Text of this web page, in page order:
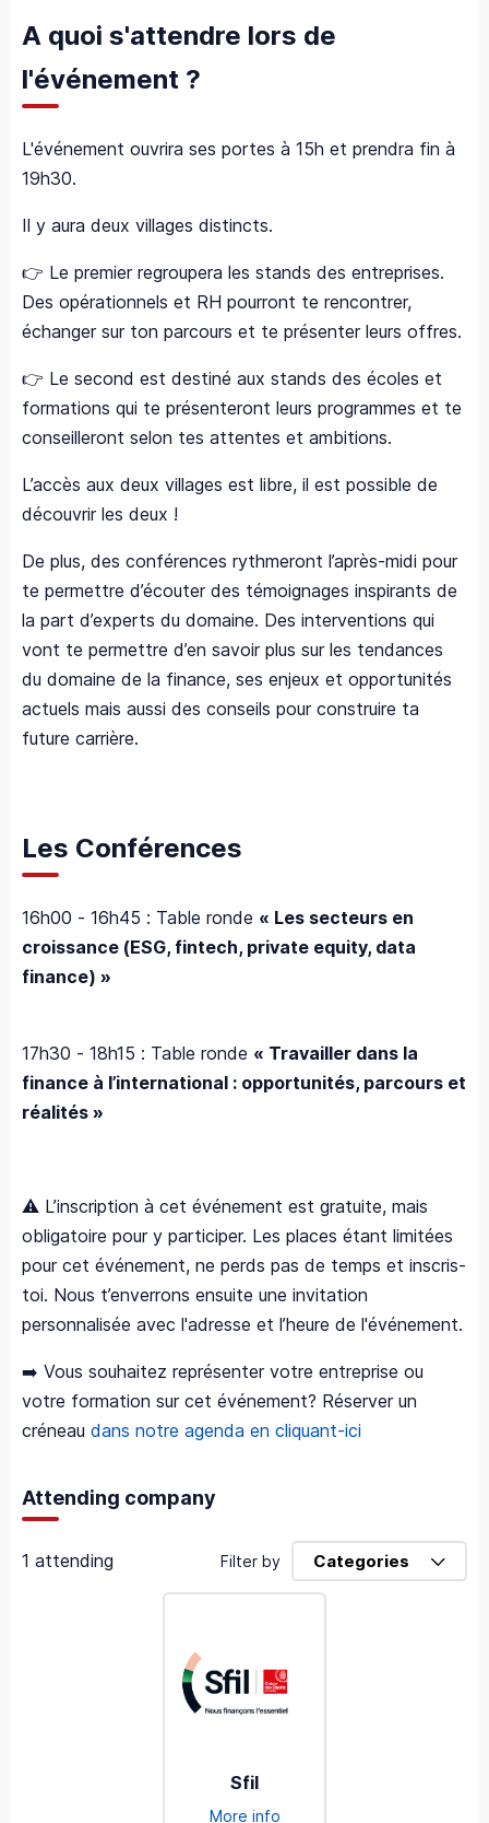
A quoi s'attendre lors de
l'événement ?
L'événement ouvrira ses portes à 15h et prendra fin à
19h30.
Il y aura deux villages distincts.
👉 Le premier regroupera les stands des entreprises.
Des opérationnels et RH pourront te rencontrer,
échanger sur ton parcours et te présenter leurs offres.
👉 Le second est destiné aux stands des écoles et
formations qui te présenteront leurs programmes et te
conseilleront selon tes attentes et ambitions.
L’accès aux deux villages est libre, il est possible de
découvrir les deux !
De plus, des conférences rythmeront l’après-midi pour
te permettre d’écouter des témoignages inspirants de
la part d’experts du domaine. Des interventions qui
vont te permettre d’en savoir plus sur les tendances
du domaine de la finance, ses enjeux et opportunités
actuels mais aussi des conseils pour construire ta
future carrière.
Les Conférences
16h00 - 16h45 : Table ronde « Les secteurs en
croissance (ESG, fintech, private equity, data
finance) »
17h30 - 18h15 : Table ronde « Travailler dans la
finance à l’international : opportunités, parcours et
réalités »
⚠️ L’inscription à cet événement est gratuite, mais
obligatoire pour y participer. Les places étant limitées
pour cet événement, ne perds pas de temps et inscris-
toi. Nous t’enverrons ensuite une invitation
personnalisée avec l'adresse et l’heure de l'événement.
➡️ Vous souhaitez représenter votre entreprise ou
votre formation sur cet événement? Réserver un
créneau dans notre agenda en cliquant-ici
Attending company
1 attending Filter by Categories
Sfil
More info